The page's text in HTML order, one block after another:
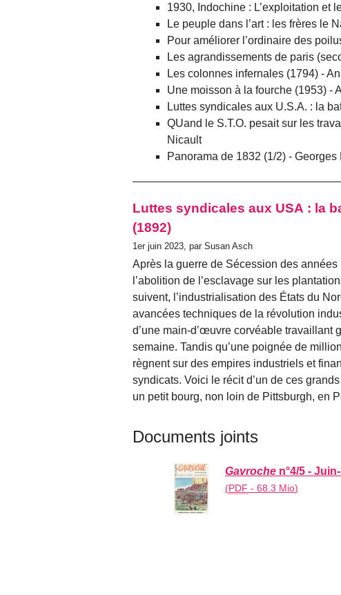
1930, Indochine : L’exploitation et
Le peuple dans l’art : les frères le
Pour améliorer l’ordinaire des
Les agrandissements de paris
Les colonnes infernales (1794) -
Une moisson à la fourche (1953) -
Luttes syndicales aux U.S.A. : la
QUand le S.T.O. pesait sur les
Nicault
Panorama de 1832 (1/2) - Georges
Luttes syndicales aux USA : la
(1892)
1er juin 2023, par Susan Asch
Après la guerre de Sécession des
l’abolition de l’esclavage sur les
suivent, l’industrialisation des États du
avancées techniques de la révolution
d’une main-d’œuvre corvéable travaillant
semaine. Tandis qu’une poignée de
règnent sur des empires industriels et
syndicats. Voici le récit d’un de ces
un petit bourg, non loin de Pittsburgh, en
Documents joints
Gavroche n°4/5 -
(PDF - 68.3 Mio)